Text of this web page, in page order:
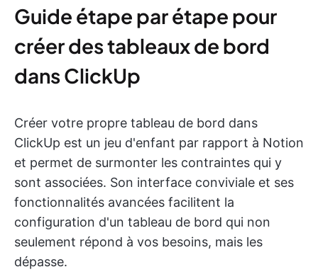
Guide étape par étape pour
créer des tableaux de bord
dans ClickUp
Créer votre propre tableau de bord dans
ClickUp est un jeu d'enfant par rapport à Notion
et permet de surmonter les contraintes qui y
sont associées. Son interface conviviale et ses
fonctionnalités avancées facilitent la
configuration d'un tableau de bord qui non
seulement répond à vos besoins, mais les
dépasse.